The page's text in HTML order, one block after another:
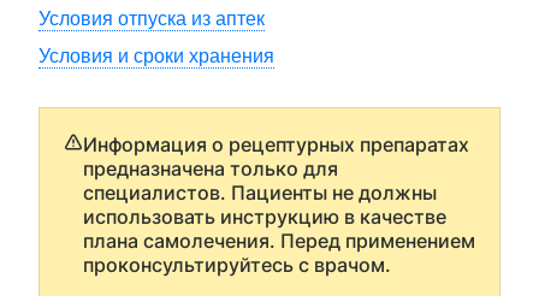
Условия отпуска из аптек
Условия и сроки хранения
Информация о рецептурных препаратах
предназначена только для
специалистов. Пациенты не должны
использовать инструкцию в качестве
плана самолечения. Перед применением
проконсультируйтесь с врачом.